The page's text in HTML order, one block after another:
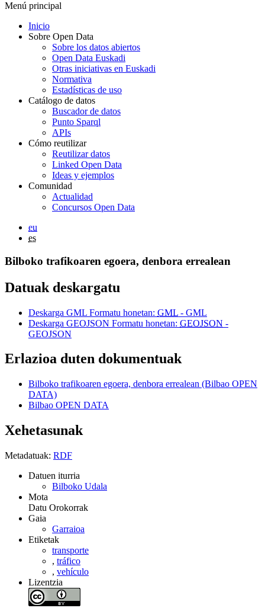
Menú principal
Inicio
Sobre Open Data
Sobre los datos abiertos
Open Data Euskadi
Otras iniciativas en Euskadi
Normativa
Estadísticas de uso
Catálogo de datos
Buscador de datos
Punto Sparql
APIs
Cómo reutilizar
Reutilizar datos
Linked Open Data
Ideas y ejemplos
Comunidad
Actualidad
Concursos Open Data
eu
es
Bilboko trafikoaren egoera, denbora errealean
Datuak deskargatu
Deskarga GML Formatu honetan: GML - GML
Deskarga GEOJSON Formatu honetan: GEOJSON -
GEOJSON
Erlazioa duten dokumentuak
Bilboko trafikoaren egoera, denbora errealean (Bilbao OPEN
DATA)
Bilbao OPEN DATA
Xehetasunak
Metadatuak: RDF
Datuen iturria
Bilboko Udala
Mota
Datu Orokorrak
Gaia
Garraioa
Etiketak
transporte
, tráfico
, vehículo
Lizentzia